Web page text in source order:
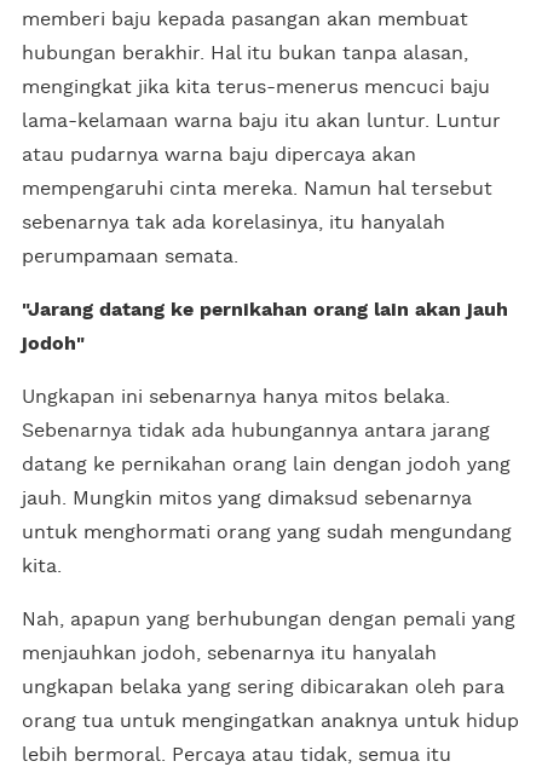
memberi baju kepada pasangan akan membuat
hubungan berakhir. Hal itu bukan tanpa alasan,
mengingkat jika kita terus-menerus mencuci baju
lama-kelamaan warna baju itu akan luntur. Luntur
atau pudarnya warna baju dipercaya akan
mempengaruhi cinta mereka. Namun hal tersebut
sebenarnya tak ada korelasinya, itu hanyalah
perumpamaan semata.
"Jarang datang ke pernikahan orang lain akan jauh
jodoh"
Ungkapan ini sebenarnya hanya mitos belaka.
Sebenarnya tidak ada hubungannya antara jarang
datang ke pernikahan orang lain dengan jodoh yang
jauh. Mungkin mitos yang dimaksud sebenarnya
untuk menghormati orang yang sudah mengundang
kita.
Nah, apapun yang berhubungan dengan pemali yang
menjauhkan jodoh, sebenarnya itu hanyalah
ungkapan belaka yang sering dibicarakan oleh para
orang tua untuk mengingatkan anaknya untuk hidup
lebih bermoral. Percaya atau tidak, semua itu